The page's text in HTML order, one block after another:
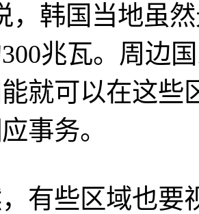
，韩国当地虽
兆瓦。周边
就可以在这些
事务。
些区域也要